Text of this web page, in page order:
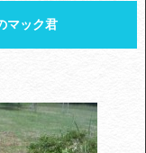
マック君